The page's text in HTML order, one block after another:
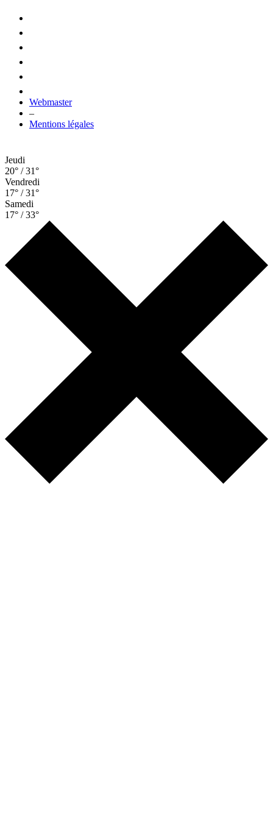
Webmaster
–
Mentions légales
Jeudi
20° / 31°
Vendredi
17° / 31°
Samedi
17° / 33°